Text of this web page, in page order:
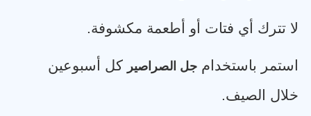
لا تترك أي فتات أو أطعمة مكشوفة.
استمر باستخدام جل الصراصير كل أسبوعين
خلال الصيف.